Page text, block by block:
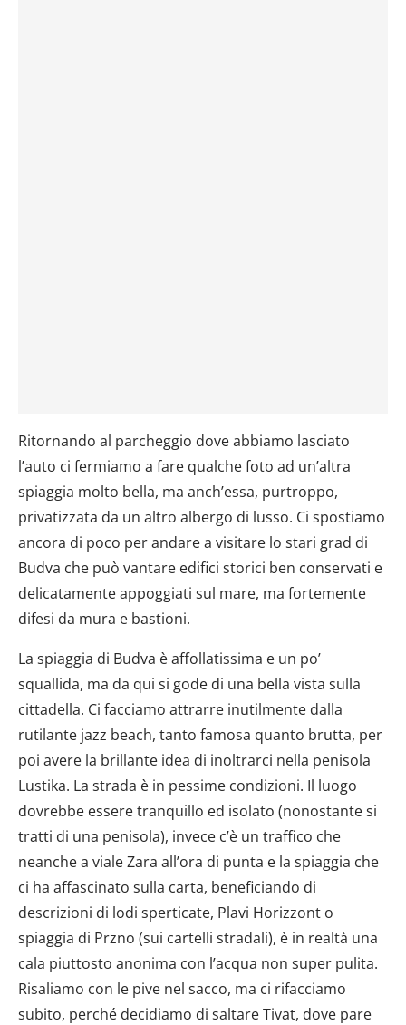
Ritornando al parcheggio dove abbiamo lasciato
l’auto ci fermiamo a fare qualche foto ad un’altra
spiaggia molto bella, ma anch’essa, purtroppo,
privatizzata da un altro albergo di lusso. Ci spostiamo
ancora di poco per andare a visitare lo stari grad di
Budva che può vantare edifici storici ben conservati e
delicatamente appoggiati sul mare, ma fortemente
difesi da mura e bastioni.
La spiaggia di Budva è affollatissima e un po’
squallida, ma da qui si gode di una bella vista sulla
cittadella. Ci facciamo attrarre inutilmente dalla
rutilante jazz beach, tanto famosa quanto brutta, per
poi avere la brillante idea di inoltrarci nella penisola
Lustika. La strada è in pessime condizioni. Il luogo
dovrebbe essere tranquillo ed isolato (nonostante si
tratti di una penisola), invece c’è un traffico che
neanche a viale Zara all’ora di punta e la spiaggia che
ci ha affascinato sulla carta, beneficiando di
descrizioni di lodi sperticate, Plavi Horizzont o
spiaggia di Przno (sui cartelli stradali), è in realtà una
cala piuttosto anonima con l’acqua non super pulita.
Risaliamo con le pive nel sacco, ma ci rifacciamo
subito, perché decidiamo di saltare Tivat, dove pare